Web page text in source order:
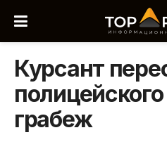
Курсант
грабеж